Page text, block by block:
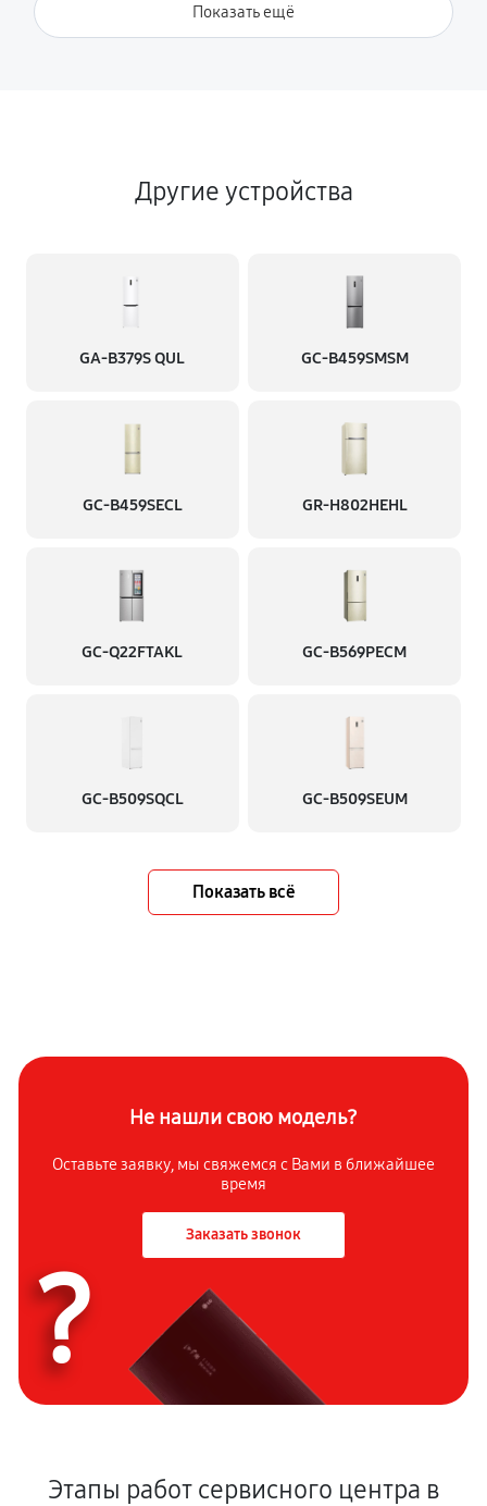
Показать ещё
Другие устройства
GA-B379S QUL GC-B459SMSM
GC-B459SECL GR-H802HEHL
GC-Q22FTAKL GC-B569PECM
GC-B509SQCL GC-B509SEUM
Показать всё
Не нашли свою модель?
Оставьте заявку, мы свяжемся с Вами в ближайшее
время
Заказать звонок
?
Этапы работ сервисного центра в